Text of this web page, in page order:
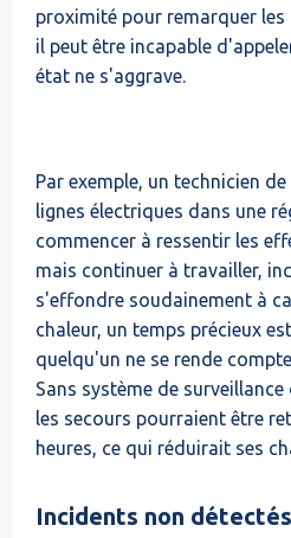
proximité pour remarquer les
il peut être incapable
état ne s'aggrave.
Par exemple, un technicien
lignes électriques dans une
commencer à ressentir les
mais continuer à travailler,
s'effondre soudainement à
chaleur, un temps précieux
quelqu'un ne se rende
Sans système de
les secours pourraient être
heures, ce qui réduirait ses
Incidents non détectés